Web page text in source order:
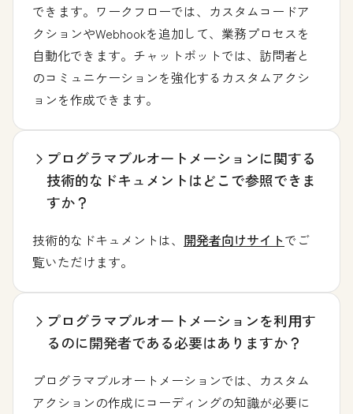
できます。ワークフローでは、カスタムコードア
クションやWebhookを追加して、業務プロセスを
自動化できます。チャットボットでは、訪問者と
のコミュニケーションを強化するカスタムアクシ
ョンを作成できます。
プログラマブルオートメーションに関する
技術的なドキュメントはどこで参照できま
すか？
技術的なドキュメントは、 開発者向けサイトでご
覧いただけます。
プログラマブルオートメーションを利用す
るのに開発者である必要はありますか？
プログラマブルオートメーションでは、カスタム
アクションの作成にコーディングの知識が必要に